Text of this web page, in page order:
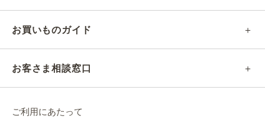
お買いものガイド
お客さま相談窓口
ご利用にあたって